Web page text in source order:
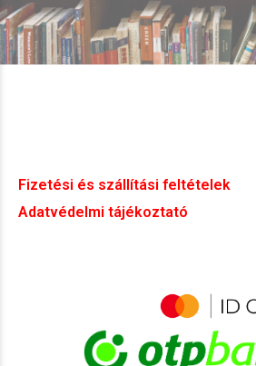
Fizetési és szállítási feltételek
Adatvédelmi tájékoztató